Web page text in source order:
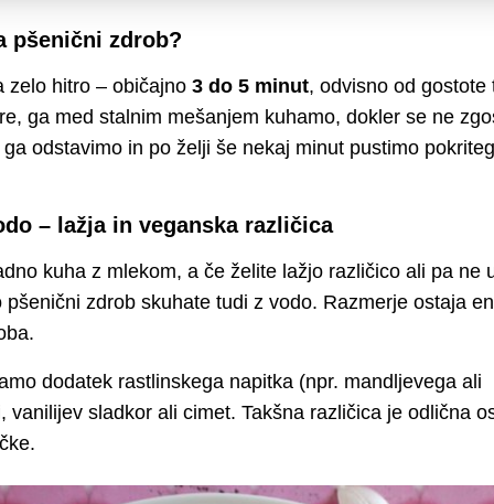
pšenični zdrob?
zelo hitro – običajno 3 do 5 minut, odvisno od gostote
ga med stalnim mešanjem kuhamo, dokler se ne
odstavimo in po želji še nekaj minut pustimo
– lažja in veganska različica
kuha z mlekom, a če želite lažjo različico ali pa ne
pšenični zdrob skuhate tudi z vodo. Razmerje ostaja
dodatek rastlinskega napitka (npr. mandljevega ali
vanilijev sladkor ali cimet. Takšna različica je odlična